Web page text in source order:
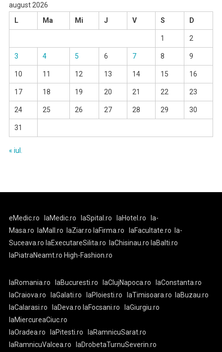
august 2026
L
Ma Mi J V S D
1 2
3 4 5 6 7 8 9
10 11 12 13 14 15 16
17 18 19 20 21 22 23
24 25 26 27 28 29 30
31
« iul.
eMedic.ro laMedic.ro laSpital.ro laHotel.ro
la-
Masa.ro
laMall.ro laZiar.ro laFirma.ro laFacultate.ro
la-
Suceava.ro laExecutareSilita.ro laChisinau.ro laBalti.ro
laPiatraNeamt.ro High-Fashion.ro
laRomania.ro laBucuresti.ro laClujNapoca.ro
laConstanta.ro
laCraiova.ro
laGalati.ro laPloiesti.ro laTimisoara.ro
laBuzau.ro
laCalarasi.ro
laDeva.ro laFocsani.ro
laGiurgiu.ro
laMiercureaCiuc.ro
laOradea.ro
laPitesti.ro
laRamnicuSarat.ro
laRamnicuValcea.ro
laDrobetaTurnuSeverin.ro